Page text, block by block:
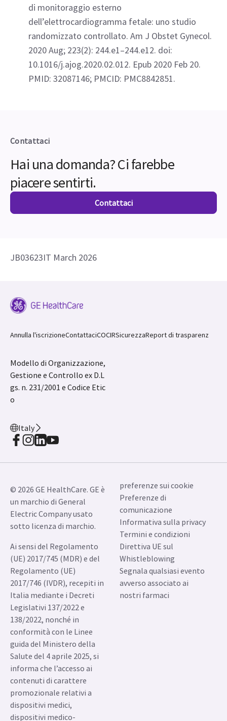
di monitoraggio esterno
dell’elettrocardiogramma fetale: uno studio
randomizzato controllato. Am J Obstet Gynecol.
2020 Aug; 223(2): 244.e1–244.e12. doi:
10.1016/j.ajog.2020.02.012. Epub 2020 Feb 20.
PMID: 32087146; PMCID: PMC8842851.
Contattaci
Hai una domanda? Ci farebbe
piacere sentirti.
Contattaci
JB03623IT March 2026
Annulla l'iscrizioneContattaciCOCIRSicurezzaReport di trasparenz
Modello di Organizzazione,
Gestione e Controllo ex D.L
gs. n. 231/2001 e Codice Etic
o
Italy
© 2026 GE HealthCare. GE è
un marchio di General
Electric Company usato
sotto licenza di marchio.
Ai sensi del Regolamento
(UE) 2017/745 (MDR) e del
Regolamento (UE)
2017/746 (IVDR), recepiti in
Italia mediante i Decreti
Legislativi 137/2022 e
138/2022, nonché in
conformità con le Linee
guida del Ministero della
Salute del 4 aprile 2025, si
informa che l’accesso ai
contenuti di carattere
promozionale relativi a
dispositivi medici,
dispositivi medico-
preferenze sui cookie
Preferenze di
comunicazione
Informativa sulla privacy
Termini e condizioni
Direttiva UE sul
Whistleblowing
Segnala qualsiasi evento
avverso associato ai
nostri farmaci